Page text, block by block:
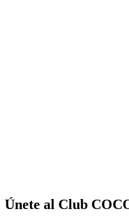
Únete al Club